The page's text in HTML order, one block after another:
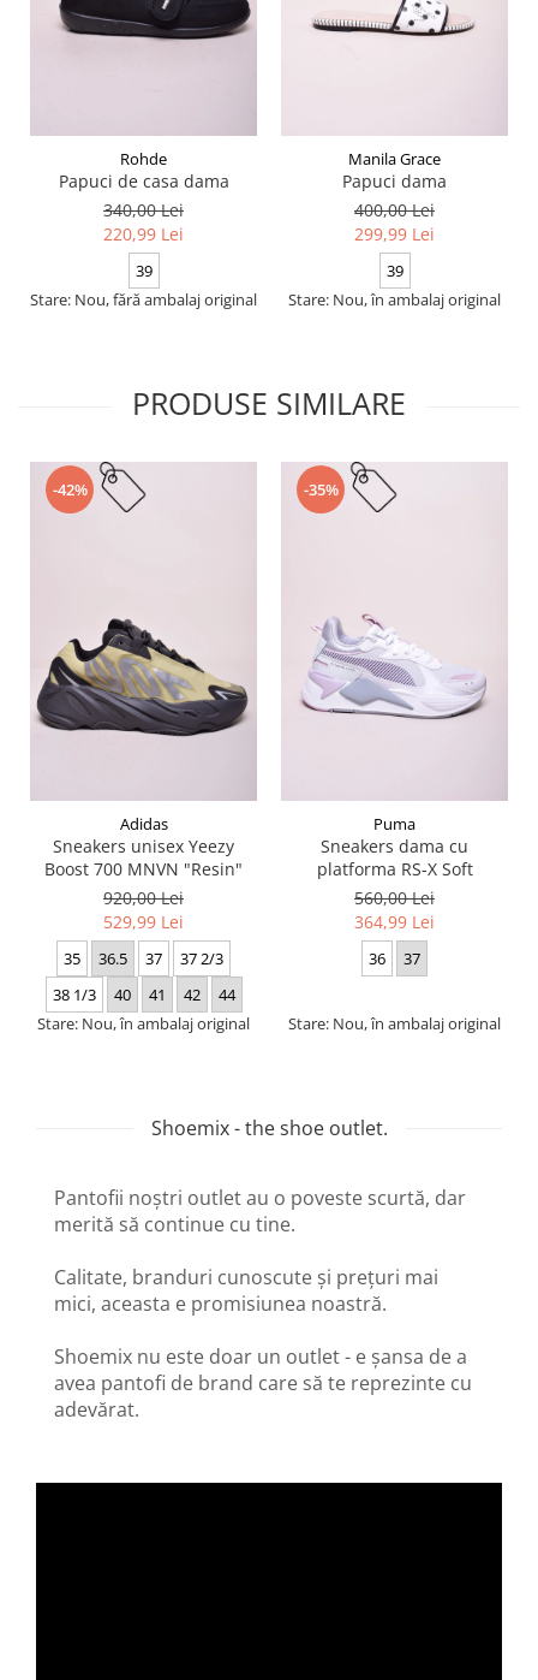
Rohde
Papuci de casa dama
340,00 Lei
220,99 Lei
39
Stare: Nou, fără ambalaj original
Manila Grace
Papuci dama
400,00 Lei
299,99 Lei
39
Stare: Nou, în ambalaj original
PRODUSE SIMILARE
-42%
Adidas
Sneakers unisex Yeezy
Boost 700 MNVN "Resin"
920,00 Lei
529,99 Lei
35 36.5 37
37 2/3
38 1/3
40 41 42
44
Stare: Nou, în ambalaj original
-35%
Puma
Sneakers dama cu
platforma RS-X Soft
560,00 Lei
364,99 Lei
36 37
Stare: Nou, în ambalaj original
Shoemix - the shoe outlet.
Pantofii noștri outlet au o poveste scurtă, dar
merită să continue cu tine.
Calitate, branduri cunoscute și prețuri mai
mici, aceasta e promisiunea noastră.
Shoemix nu este doar un outlet - e șansa de a
avea pantofi de brand care să te reprezinte cu
adevărat.